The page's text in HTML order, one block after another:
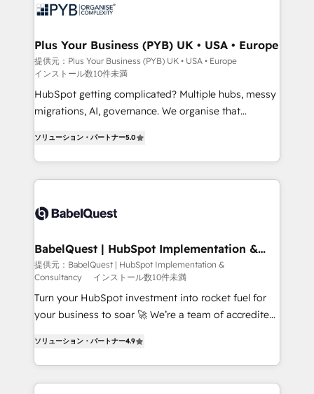
powerful growth engine. Built to convert, scale, and
professional services, financial services and
Town, Dubai & London. 500+ HubSpot CRM
implementations delivered. AI visibility coverage
across ChatGPT, Claude, Perplexity, Gemini and
Google AI Overviews. HubSpot Impact Award -
Customer First HubSpot Impact Award - Integrations
Migration Excellence HubSpot Impact Award -
Platform Excellence 40+ full-time HubSpot
professionals. 100s of certifications and
Plus Your Business (PYB) UK • USA • Europe
提供元：Plus Your Business (PYB) UK • USA • Europe
インストール数10件未満
HubSpot getting complicated? Multiple hubs, messy
migrations, AI, governance. We organise that
Welcome to our Profile! We help with: • CRM
implementation, reports, workflows, and team
training • CRM migration from Salesforce, Pipedrive,
custom API integrations • AI governance for
Boutique 'Elite' team of 12 • 150+ clients across Sales
Hub, Marketing Hub, Service Hub, Data Hub and
CMS • ISO/IEC 27001:2022, ISO 9001:2015, and ISO
42001:2023 certified - the AI management standard •
GuardHub: our AI governance framework, built on
'𝗖𝗼𝗻𝘁𝗮𝗰𝘁 𝗯𝘂𝘀𝗶𝗻𝗲𝘀𝘀' button to get in touch (𝘸𝘦'𝘳𝘦
𝘴𝘶𝘱𝘦𝘳 𝘳𝘦𝘴𝘱𝘰𝘯𝘴𝘪𝘷𝘦)
ソリューション・パートナー5.0
BabelQuest | HubSpot Implementation &
Consultancy
提供元：BabelQuest | HubSpot Implementation &
Consultancy
インストール数10件未満
Turn your HubSpot investment into rocket fuel for
your business to soar 🚀 We’re a team of accredited
implement the platform into complex business
environments, optimise what you've got and make
sure you can actually use it, build your website in
ソリューション・パートナー4.9